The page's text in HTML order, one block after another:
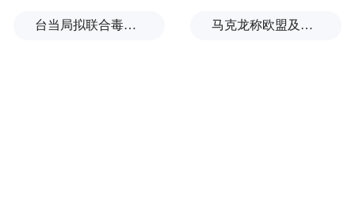
台当局拟联合毒油企业放宽致癌物标准，蒋万安：非常离谱 马克龙称欧盟及其伙伴将继续加大对俄施压，扎哈罗娃发声